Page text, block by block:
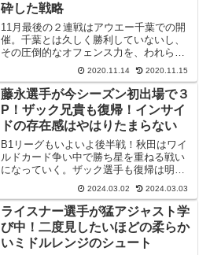
砕した戦略
11月最後の２連戦はアウエー千葉での開
催。千葉とは久しく勝利していないし、
その圧倒的なオフェンス力を、われらが
外国籍選手が抑えられるのか？そして秋
田のディフェンスをかき回す富樫選手へ
の対応がカギを握る。なぜか彼は「秋田
戦だけは負けたくない」...
2020.11.14 2020.11.15
藤永選手が今シーズン初出場で３
P！ザック兄貴も復帰！インサイ
ドの存在感はやはりたまらない
B1リーグもいよいよ後半戦！秋田はワイ
ルドカード争い中で勝ち星を重ねる戦い
になっていく。ザック選手も復帰は明る
いニュースで、もしかしたら藤永選手も
元気な姿が見れるかもしれない。試合結
果・速報2023-24 B1第24節3月2日秋田ノ
ーザンハ...
2024.03.02 2024.03.03
ライスナー選手が猛アジャスト学
び中！二度見したいほどの柔らか
いミドルレンジのシュート